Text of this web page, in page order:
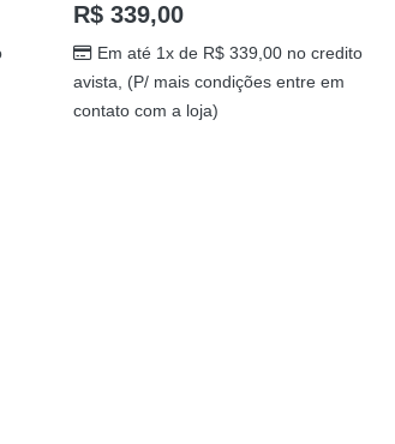
R$ 339,00
Em até 1x de R$ 339,00 no credito
avista, (P/ mais condições entre em
contato com a loja)